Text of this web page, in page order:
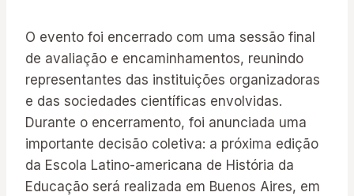
O evento foi encerrado com uma sessão final
de avaliação e encaminhamentos, reunindo
representantes das instituições organizadoras
e das sociedades científicas envolvidas.
Durante o encerramento, foi anunciada uma
importante decisão coletiva: a próxima edição
da Escola Latino-americana de História da
Educação será realizada em Buenos Aires, em